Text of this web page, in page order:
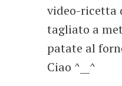
video-ricetta
tagliato a
patate al
Ciao ^__^